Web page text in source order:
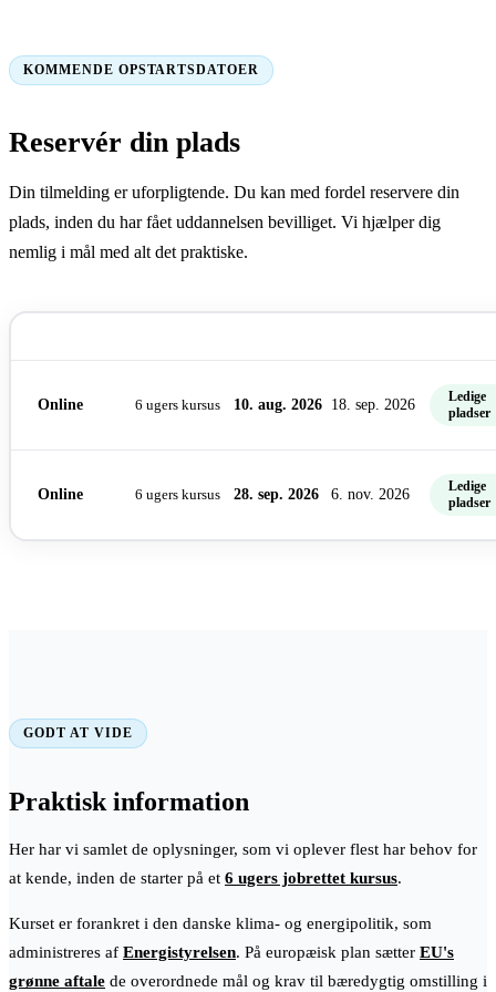
KOMMENDE OPSTARTSDATOER
Reservér din plads
Din tilmelding er uforpligtende. Du kan med fordel reservere din
plads, inden du har fået uddannelsen bevilliget. Vi hjælper dig
nemlig i mål med alt det praktiske.
Online 6 ugers kursus 10. aug. 2026 18. sep. 2026
Ledige
pladser
Online 6 ugers kursus 28. sep. 2026 6. nov. 2026
Ledige
pladser
GODT AT VIDE
Praktisk information
Her har vi samlet de oplysninger, som vi oplever flest har behov for
at kende, inden de starter på et 6 ugers jobrettet kursus.
Kurset er forankret i den danske klima- og energipolitik, som
administreres af Energistyrelsen. På europæisk plan sætter EU's
grønne aftale de overordnede mål og krav til bæredygtig omstilling i